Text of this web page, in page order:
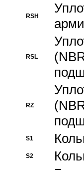
RSH
RSL
RZ
S1
S2